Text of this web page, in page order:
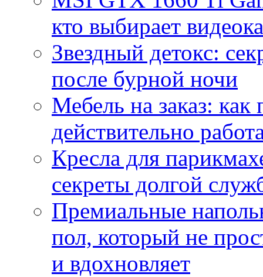
кто выбирает
Звездный детокс:
после бурной ночи
Мебель на заказ:
действительно
Кресла для
секреты долгой
Премиальные
пол, который не
и вдохновляет